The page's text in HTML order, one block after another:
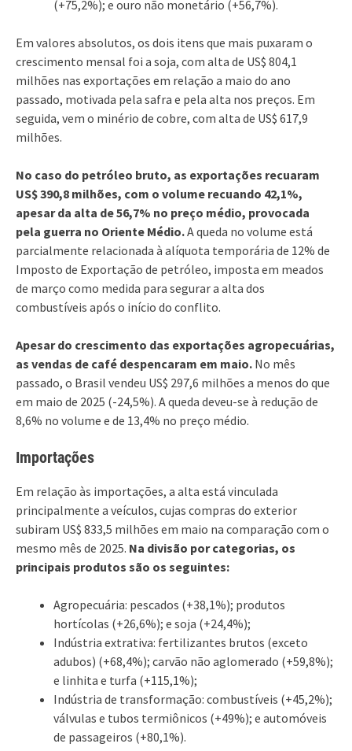
(+75,2%); e ouro não monetário (+56,7%).
Em valores absolutos, os dois itens que mais puxaram o
crescimento mensal foi a soja, com alta de US$ 804,1
milhões nas exportações em relação a maio do ano
passado, motivada pela safra e pela alta nos preços. Em
seguida, vem o minério de cobre, com alta de US$ 617,9
milhões.
No caso do petróleo bruto, as exportações recuaram
US$ 390,8 milhões, com o volume recuando 42,1%,
apesar da alta de 56,7% no preço médio, provocada
pela guerra no Oriente Médio.A queda no volume está
parcialmente relacionada à alíquota temporária de 12% de
Imposto de Exportação de petróleo, imposta em meados
de março como medida para segurar a alta dos
combustíveis após o início do conflito.
Apesar do crescimento das exportações agropecuárias,
as vendas de café despencaram em maio. No mês
passado, o Brasil vendeu US$ 297,6 milhões a menos do que
em maio de 2025 (-24,5%). A queda deveu-se à redução de
8,6% no volume e de 13,4% no preço médio.
Importações
Em relação às importações, a alta está vinculada
principalmente a veículos, cujas compras do exterior
subiram US$ 833,5 milhões em maio na comparação com o
mesmo mês de 2025. Na divisão por categorias, os
principais produtos são os seguintes:
Agropecuária: pescados (+38,1%); produtos
hortícolas (+26,6%); e soja (+24,4%);
Indústria extrativa: fertilizantes brutos (exceto
adubos) (+68,4%); carvão não aglomerado (+59,8%);
e linhita e turfa (+115,1%);
Indústria de transformação: combustíveis (+45,2%);
válvulas e tubos termiônicos (+49%); e automóveis
de passageiros (+80,1%).